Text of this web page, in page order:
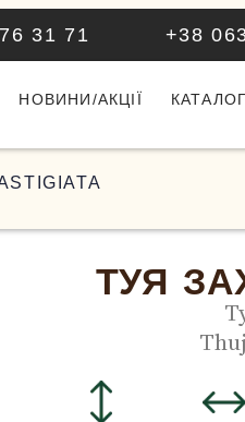
31 71 +38
НОВИНИ/АКЦІЇ КАТАЛОГ
ТУЯ